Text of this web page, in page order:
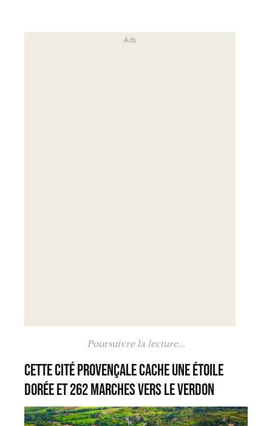
Poursuivre la lecture...
Cette cité provençale cache une étoile
dorée et 262 marches vers le Verdon